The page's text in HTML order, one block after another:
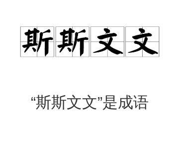
“斯斯文文”是成语